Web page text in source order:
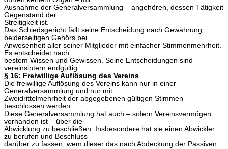
Ausnahme der Generalversammlung – angehören, dessen Tätigkeit
Gegenstand der
Streitigkeit ist.
Das Schiedsgericht fällt seine Entscheidung nach Gewährung
beiderseitigen Gehörs bei
Anwesenheit aller seiner Mitglieder mit einfacher Stimmenmehrheit.
Es entscheidet nach
bestem Wissen und Gewissen. Seine Entscheidungen sind
vereinsintern endgültig.
§ 16: Freiwillige Auflösung des Vereins
Die freiwillige Auflösung des Vereins kann nur in einer
Generalversammlung und nur mit
Zweidrittelmehrheit der abgegebenen gültigen Stimmen
beschlossen werden.
Diese Generalversammlung hat auch – sofern Vereinsvermögen
vorhanden ist – über die
Abwicklung zu beschließen. Insbesondere hat sie einen Abwickler
zu berufen und Beschluss
darüber zu fassen, wem dieser das nach Abdeckung der Passiven